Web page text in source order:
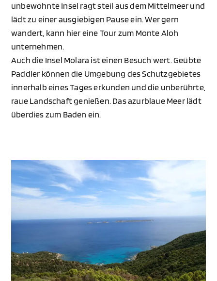
unbewohnte Insel ragt steil aus dem Mittelmeer und
lädt zu einer ausgiebigen Pause ein. Wer gern
wandert, kann hier eine Tour zum Monte Aloh
unternehmen.
Auch die Insel Molara ist einen Besuch wert. Geübte
Paddler können die Umgebung des Schutzgebietes
innerhalb eines Tages erkunden und die unberührte,
raue Landschaft genießen. Das azurblaue Meer lädt
überdies zum Baden ein.